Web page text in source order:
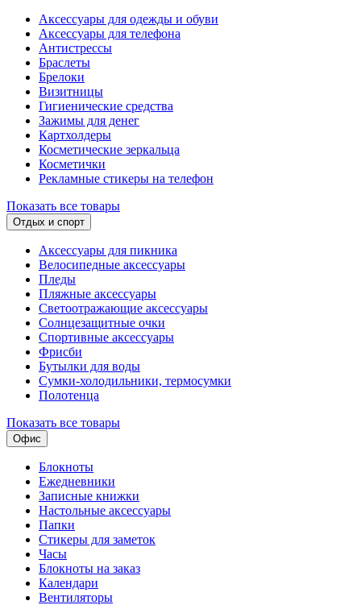
Аксессуары для одежды и обуви
Аксессуары для телефона
Антистрессы
Браслеты
Брелоки
Визитницы
Гигиенические средства
Зажимы для денег
Картхолдеры
Косметические зеркальца
Косметички
Рекламные стикеры на телефон
Показать все товары
Отдых и спорт
Аксессуары для пикника
Велосипедные аксессуары
Пледы
Пляжные аксессуары
Светоотражающие аксессуары
Солнцезащитные очки
Спортивные аксессуары
Фрисби
Бутылки для воды
Сумки-холодильники, термосумки
Полотенца
Показать все товары
Офис
Блокноты
Ежедневники
Записные книжки
Настольные аксессуары
Папки
Стикеры для заметок
Часы
Блокноты на заказ
Календари
Вентиляторы